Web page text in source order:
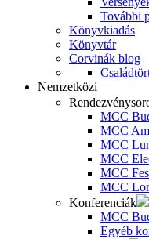
További
Könyvkiadás
Könyvtár
Corvinák blog
Nemzetközi
MCC
MCC
MCC
MCC
MCC
MCC
Konferenciák
MCC
Egyéb